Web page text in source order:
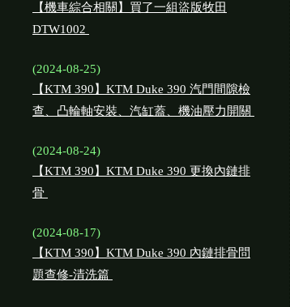
【機車綜合相關】買了一組盜版牧田
DTW1002
(2024-08-25)
【KTM 390】KTM Duke 390 汽門間隙檢
查、凸輪軸安裝、汽缸蓋、機油壓力開關
(2024-08-24)
【KTM 390】KTM Duke 390 更換內鏈排
骨
(2024-08-17)
【KTM 390】KTM Duke 390 內鏈排骨問
題查修-清洗篇